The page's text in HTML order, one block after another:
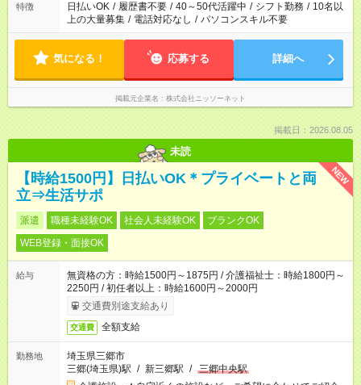
特徴 日払いOK / 履歴書不要 / 40～50代活躍中 / シフト勤務 / 10名以
上の大量募集 / 電話対応なし / パソコンスキル不要
気になる！ 応募する 詳細へ
掲載元企業名 株式会社ニッソーネット
掲載日：2026.08.05
未読
NEW
【時給1500円】日払いOK＊プライベートと両
立⇒生活サポ
派遣 職種未経験OK 社会人未経験OK
ブランクOK
WEB登録・面接OK
給与
無資格の方：時給1500円～1875円 / 介護福祉士：時給1800円～
2250円 / 初任者以上：時給1600円～2000円
交通費別途支給あり
交通費 全額支給
勤務地
埼玉県三郷市
三郷(埼玉県)駅 / 新三郷駅 / 三郷中央駅